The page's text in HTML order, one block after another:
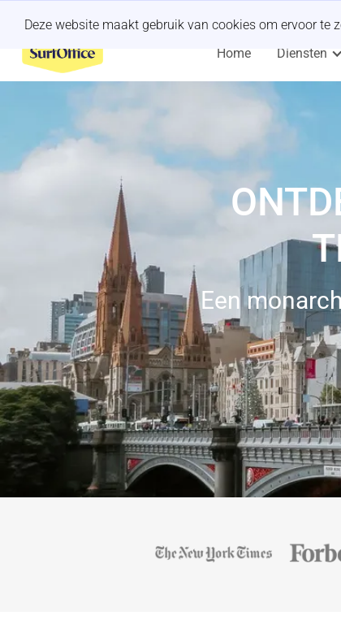
Deze website maakt gebruik van cookies om ervoor te
Home Diensten
Een